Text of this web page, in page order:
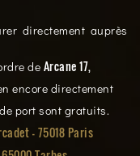
directement auprès
de Arcane 17,
encore directement
port sont gratuits.
- 75018 Paris